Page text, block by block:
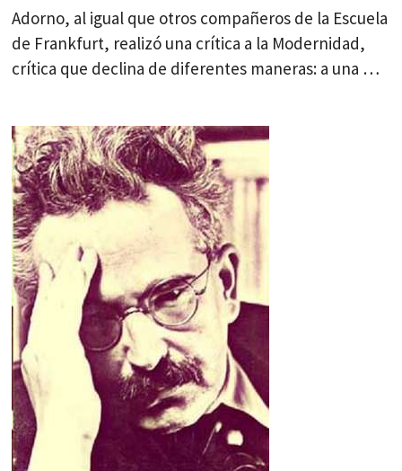
Adorno, al igual que otros compañeros de la Escuela
de Frankfurt, realizó una crítica a la Modernidad,
crítica que declina de diferentes maneras: a una …